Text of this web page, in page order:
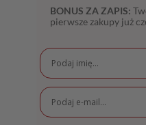
BONUS ZA ZAPIS:
pierwsze zakupy już